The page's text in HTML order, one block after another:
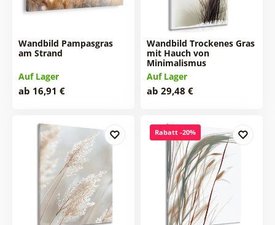
Wandbild Pampasgras
am Strand
Auf Lager
ab 16,91 €
Wandbild Trockenes Gras
mit Hauch von
Minimalismus
Auf Lager
ab 29,48 €
Rabatt -20%